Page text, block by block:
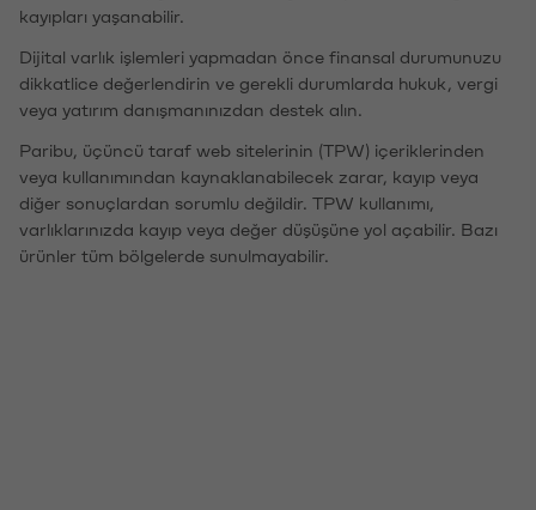
kayıpları yaşanabilir.
Dijital varlık işlemleri yapmadan önce finansal durumunuzu
dikkatlice değerlendirin ve gerekli durumlarda hukuk, vergi
veya yatırım danışmanınızdan destek alın.
Paribu, üçüncü taraf web sitelerinin (TPW) içeriklerinden
veya kullanımından kaynaklanabilecek zarar, kayıp veya
diğer sonuçlardan sorumlu değildir. TPW kullanımı,
varlıklarınızda kayıp veya değer düşüşüne yol açabilir. Bazı
ürünler tüm bölgelerde sunulmayabilir.